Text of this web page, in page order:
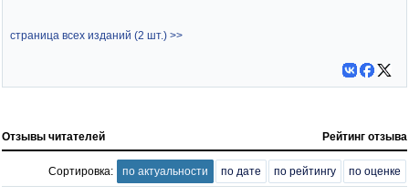
страница всех изданий (2 шт.) >>
Отзывы читателей Рейтинг отзыва
Сортировка: по актуальности по дате по рейтингу по оценке